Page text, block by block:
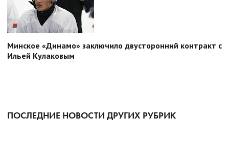
Минское «Динамо» заключило двусторонний контракт с
Ильей Кулаковым
ПОСЛЕДНИЕ НОВОСТИ ДРУГИХ РУБРИК